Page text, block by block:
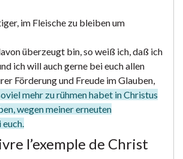
im Fleische zu bleiben um
überzeugt bin, so weiß ich, daß ich
ich will auch gerne bei euch allen
Förderung und Freude im Glauben,
mehr zu rühmen habet in Christus
wegen meiner erneuten
l’exemple de Christ